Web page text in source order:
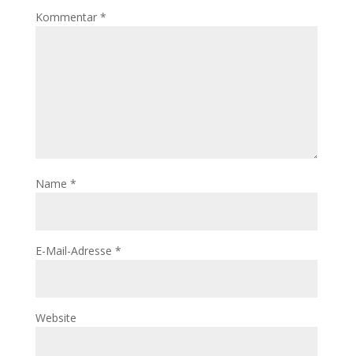
Kommentar *
Name *
E-Mail-Adresse *
Website